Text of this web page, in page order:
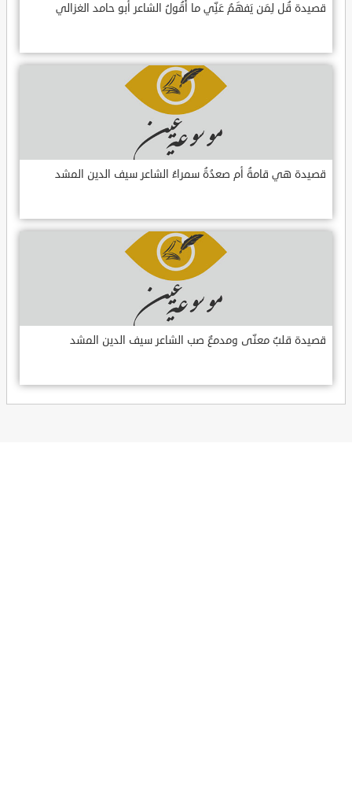
قصيدة قُل لِمَن يَفهَمُ عَنِّي ما أَقُولُ الشاعر أبو حامد الغزالي
قصيدة هي قامةُ أم صعدُةُ سمراءُ الشاعر سيف الدين المشد
قصيدة قلبٌ معنّى ومدمعٌ صب الشاعر سيف الدين المشد